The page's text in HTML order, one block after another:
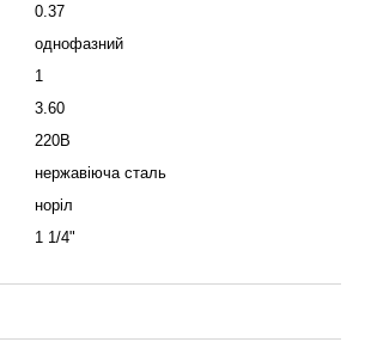
0.37
однофазний
1
3.60
220В
нержавіюча сталь
норіл
1 1/4"